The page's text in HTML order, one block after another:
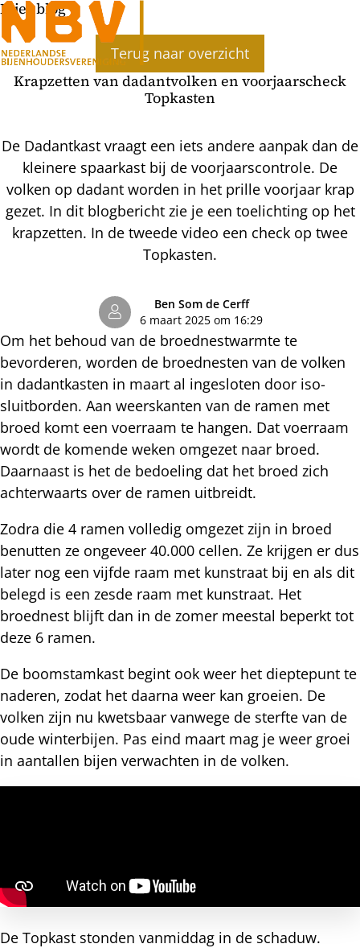
Bijenblog
Terug naar overzicht
Krapzetten van dadantvolken en voorjaarscheck
Topkasten
De Dadantkast vraagt een iets andere aanpak dan de
kleinere spaarkast bij de voorjaarscontrole. De
volken op dadant worden in het prille voorjaar krap
gezet. In dit blogbericht zie je een toelichting op het
krapzetten. In de tweede video een check op twee
Topkasten.
Ben Som de Cerff
6 maart 2025 om 16:29
Om het behoud van de broednestwarmte te
bevorderen, worden de broednesten van de volken
in dadantkasten in maart al ingesloten door iso-
sluitborden. Aan weerskanten van de ramen met
broed komt een voerraam te hangen. Dat voerraam
wordt de komende weken omgezet naar broed.
Daarnaast is het de bedoeling dat het broed zich
achterwaarts over de ramen uitbreidt.
Zodra die 4 ramen volledig omgezet zijn in broed
benutten ze ongeveer 40.000 cellen. Ze krijgen er dus
later nog een vijfde raam met kunstraat bij en als dit
belegd is een zesde raam met kunstraat. Het
broednest blijft dan in de zomer meestal beperkt tot
deze 6 ramen.
De boomstamkast begint ook weer het dieptepunt te
naderen, zodat het daarna weer kan groeien. De
volken zijn nu kwetsbaar vanwege de sterfte van de
oude winterbijen. Pas eind maart mag je weer groei
in aantallen bijen verwachten in de volken.
De Topkast stonden vanmiddag in de schaduw.